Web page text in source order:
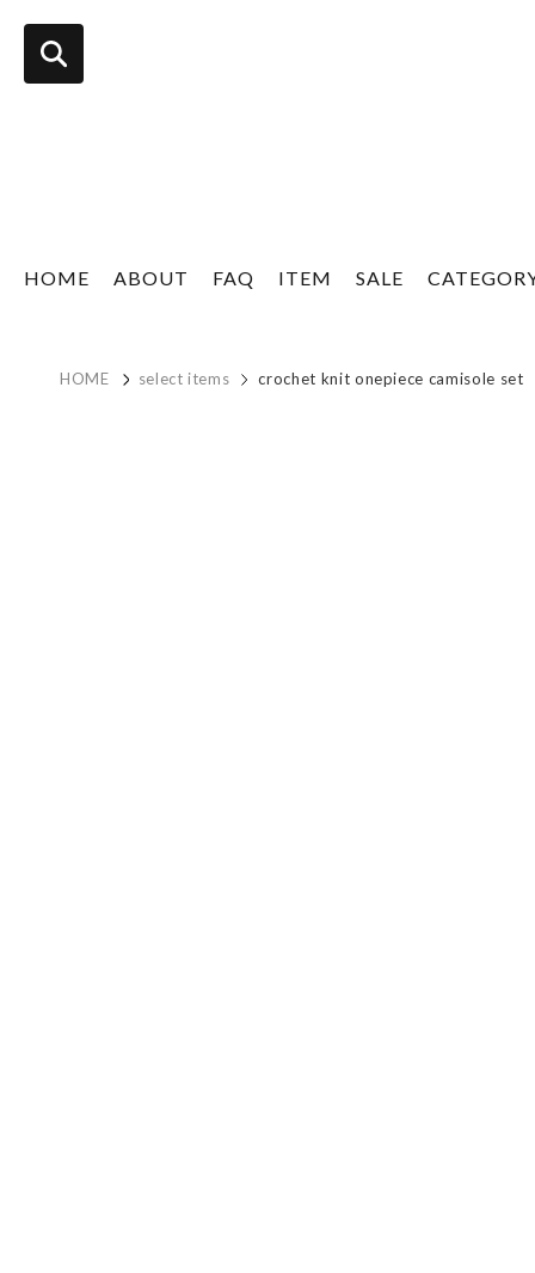
HOME ABOUT FAQ ITEM SALE
HOME select items crochet knit onepiece camisole set